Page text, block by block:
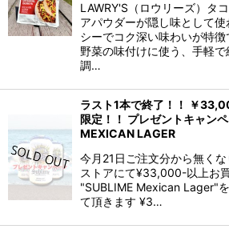
LAWRY'S（ロウリーズ）タ
アパウダーが隠し味として
シーでコク深い味わいが特
野菜の味付けに使う、手軽
調…
ラスト1本で終了！！ ￥
限定！！ プレゼントキャン
MEXICAN LAGER
今月21日ご注文分から無く
ストアにて¥33,000-以上お
"SUBLIME Mexican Lager"
て頂きます ¥3…